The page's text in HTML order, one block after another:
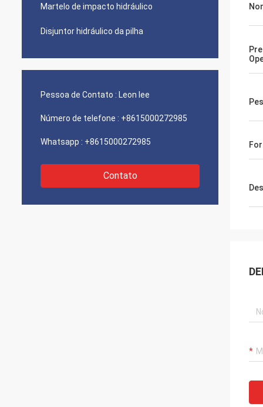
Martelo de impacto hidráulico
Disjuntor hidráulico da pilha
Pessoa de Contato : Leon lee
Número de telefone : +8615000272985
Whatsapp : +8615000272985
Contato